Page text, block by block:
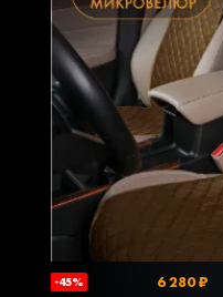
-45% 6 280 ₽